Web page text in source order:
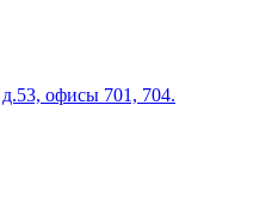
офисы 701, 704.